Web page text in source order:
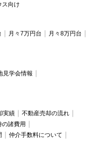
ス向け
月々7万円台
月々8万円台
見学会情報
実績
不動産売却の流れ
の諸費用
仲介手数料について